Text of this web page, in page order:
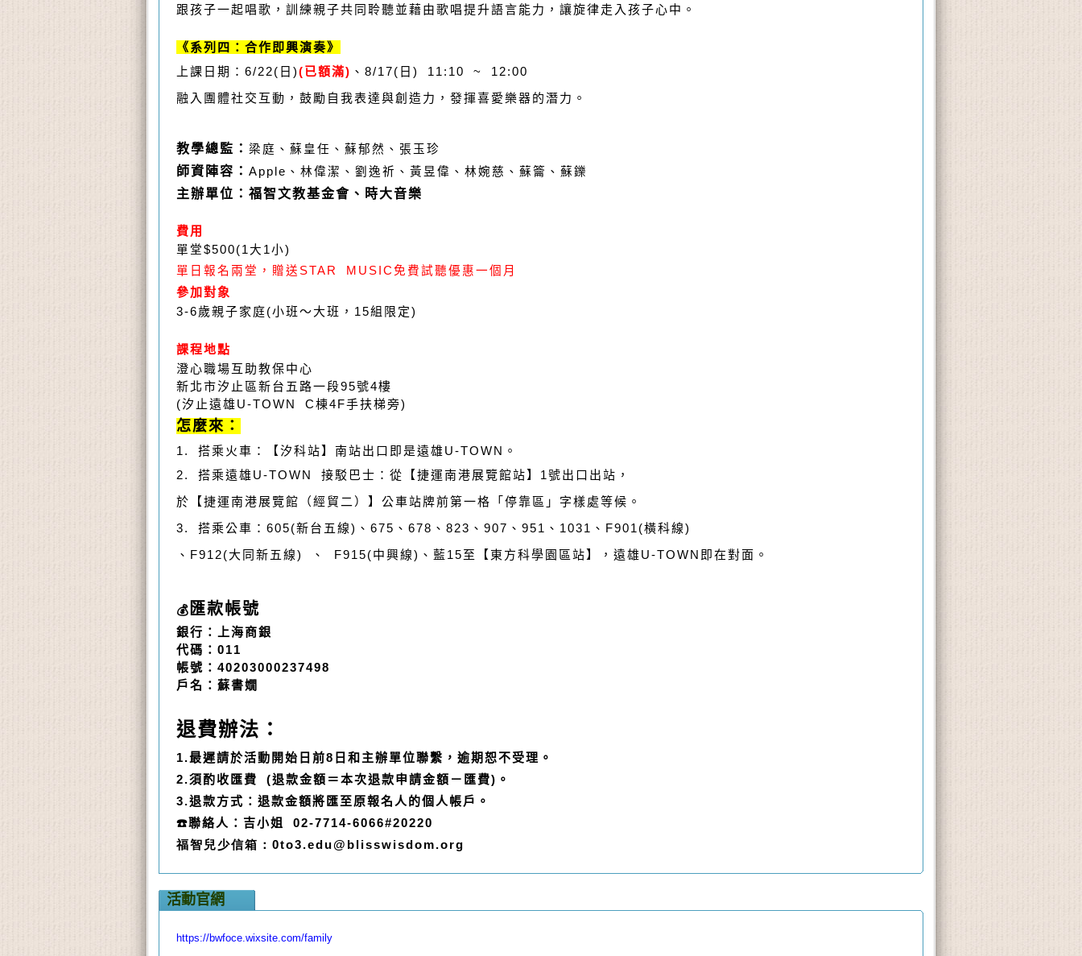
跟孩子一起唱歌，訓練親子共同聆聽並藉由歌唱提升語言能力，讓旋律走入孩子心中。
《系列四：合作即興演奏》
上課日期：6/22(日)(已額滿) 、8/17(日) 11:10 ~ 12:00
融入團體社交互動，鼓勵自我表達與創造力，發揮喜愛樂器的潛力。
教學總監： 梁庭、蘇皇任、蘇郁然、張玉珍
師資陣容： Apple、 林偉潔 、劉逸祈、黃昱偉、 林婉慈 、蘇籥、蘇鑠
主辦單位：福智文教基金會、時大音樂
費用
單堂$500(1大1小)
單日報名兩堂，贈送STAR MUSIC免費試聽優惠一個月
參加對象
3-6歲親子家庭(小班～大班，15組限定)
課程地點
澄心職場互助教保中心
新北市汐止區新台五路一段95號4樓
(汐止遠雄U-TOWN C棟4F手扶梯旁)
怎麼來：
1. 搭乘火車：【汐科站】南站出口即是遠雄 U-TOWN 。
2. 搭乘遠雄U-TOWN 接駁巴士：從【捷運南港展覽館站】1號出口出站，
於【捷運南港展覽館（經貿二）】公車站牌前第一格「停靠區」字樣處等候。
3. 搭乘公車：605(新台五線)、675、678、823、907、951、1031、F901(橫科線)
、F912(大同新五線) 、 F915(中興線)、藍15至【東方科學園區站】，遠雄U-TOWN即在對面。
💰 匯款帳號
銀行：上海商銀
代碼：011
帳號：40203000237498
戶名：蘇書嫺
退費辦法：
1.最遲請於活動開始日前8 日和主辦單位聯繫，逾期恕不受理 。
2.須酌收匯費 (退款金額＝本次退款申請金額－匯費)。
3.退款方式：退款金額將匯至原報名人的個人帳戶。
☎️聯絡人： 吉小姐
02-7714-6066#20220
福智兒少信箱： 0to3.edu@blisswisdom.org
活動官網
https://bwfoce.wixsite.com/family